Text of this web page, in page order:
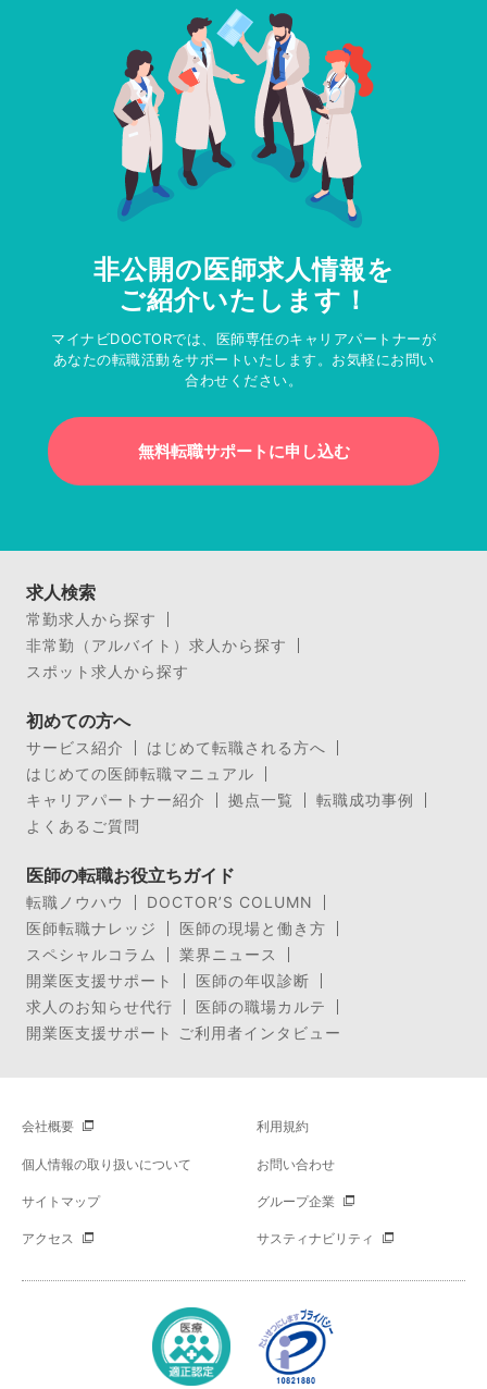
非公開の医師求人情報を
ご紹介いたします！
マイナビDOCTORでは、医師専任のキャリアパートナーが
あなたの転職活動をサポートいたします。お気軽にお問い
合わせください。
無料転職サポートに申し込む
求人検索
常勤求人から探す
非常勤（アルバイト）求人から探す
スポット求人から探す
初めての方へ
サービス紹介
はじめて転職される方へ
はじめての医師転職マニュアル
キャリアパートナー紹介
拠点一覧
転職成功事例
よくあるご質問
医師の転職お役立ちガイド
転職ノウハウ
DOCTOR’S COLUMN
医師転職ナレッジ
医師の現場と働き方
スペシャルコラム
業界ニュース
開業医支援サポート
医師の年収診断
求人のお知らせ代行
医師の職場カルテ
開業医支援サポート ご利用者インタビュー
会社概要 利用規約
個人情報の取り扱いについて お問い合わせ
サイトマップ グループ企業
アクセス サスティナビリティ